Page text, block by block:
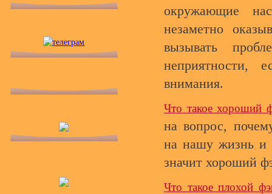
окружающие
незаметно
вызывать
неприятности,
внимания.
Что такое хороший
на вопрос,
на нашу жизнь и
значит хороший
Что такое плохой